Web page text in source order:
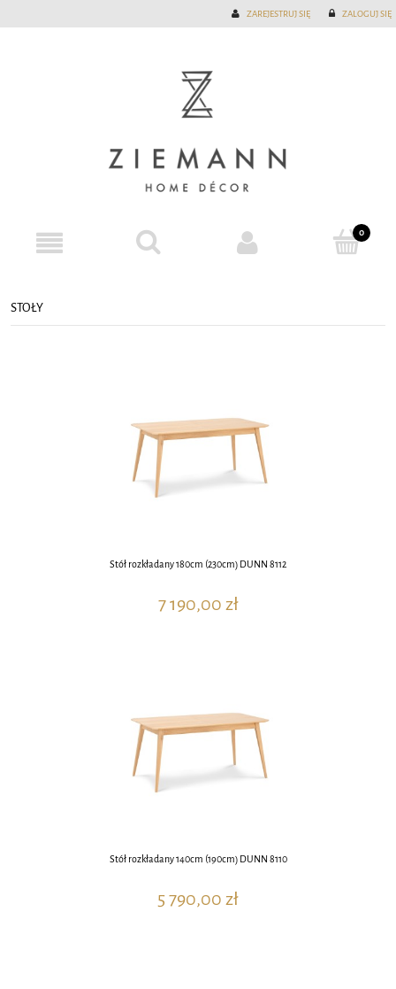
ZAREJESTRUJ SIĘ ZALOGUJ SIĘ
STOŁY
Stół rozkładany 180cm (230cm) DUNN 8112
7 190,00 zł
Stół rozkładany 140cm (190cm) DUNN 8110
5 790,00 zł